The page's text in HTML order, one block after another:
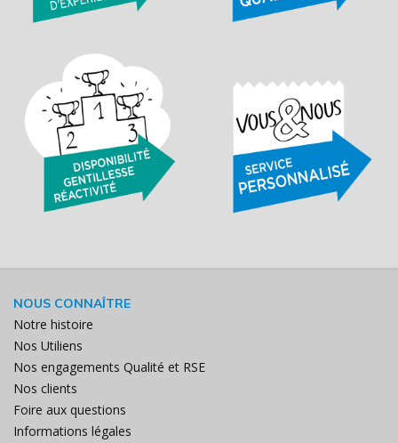
NOUS CONNAÎTRE
Notre histoire
Nos Utiliens
Nos engagements Qualité et RSE
Nos clients
Foire aux questions
Informations légales